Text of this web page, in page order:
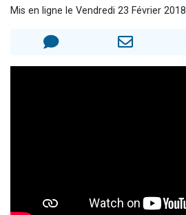
Mis en ligne le Vendredi 23 Février 2018